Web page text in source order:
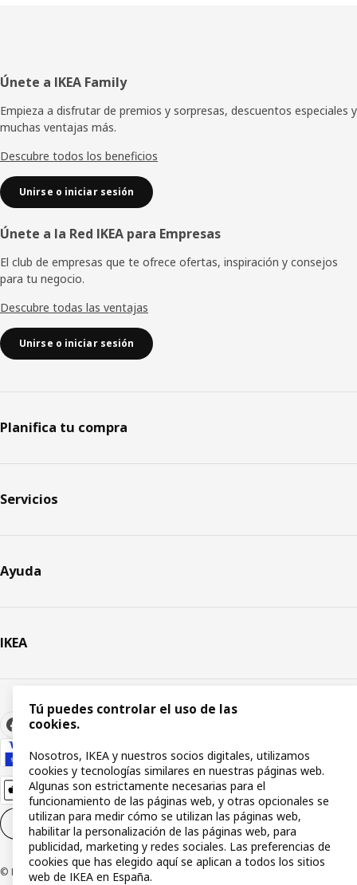
Pie
de
página
Únete a IKEA Family
Empieza a disfrutar de premios y sorpresas, descuentos especiales y
muchas ventajas más.
Descubre todos los beneficios
Unirse o iniciar sesión
Únete a la Red IKEA para Empresas
El club de empresas que te ofrece ofertas, inspiración y consejos
para tu negocio.
Descubre todas las ventajas
Unirse o iniciar sesión
Planifica tu compra
Servicios
Ayuda
IKEA
Configuración de cookies ES
© Inter IKEA Systems B.V 1999-2026
Tú puedes controlar el uso de las
cookies.
Nosotros, IKEA y nuestros socios digitales, utilizamos
cookies y tecnologías similares en nuestras páginas web.
Algunas son estrictamente necesarias para el
funcionamiento de las páginas web, y otras opcionales se
utilizan para medir cómo se utilizan las páginas web,
habilitar la personalización de las páginas web, para
publicidad, marketing y redes sociales. Las preferencias de
cookies que has elegido aquí se aplican a todos los sitios
web de IKEA en España.